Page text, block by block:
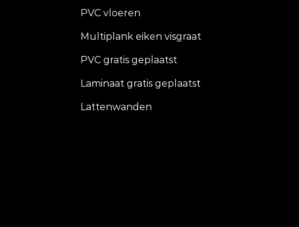
PVC vloeren
Multiplank eiken visgraat
PVC gratis geplaatst
Laminaat gratis geplaatst
Lattenwanden